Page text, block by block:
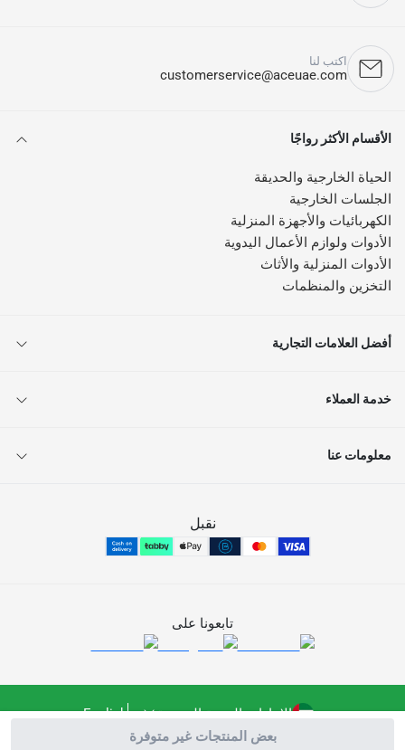
بعض المنتجات غير متوفرة
اكتب لنا
customerservice@aceuae.com
الأقسام الأكثر رواجًا
الحياة الخارجية والحديقة
الجلسات الخارجية
الكهربائيات والأجهزة المنزلية
الأدوات ولوازم الأعمال اليدوية
الأدوات المنزلية والأثاث
التخزين والمنظمات
أفضل العلامات التجارية
خدمة العملاء
معلومات عنا
نقبل
تابعونا على
الإمارات العربية المتحدة English